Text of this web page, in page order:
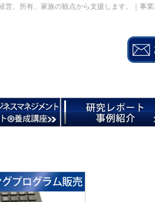
、所有、家族の観点から支援します。｜事